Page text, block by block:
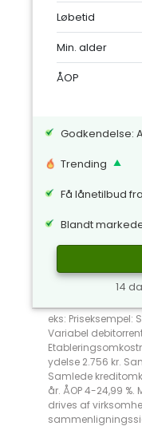
Løbetid
Min. alder
ÅOP
Godkendelse:
Trending
Få lånetilbud
Blandt
14
eks: Priseksempel:
Variabel
ydelse 2.756 kr.
Samlede
år. ÅOP 4-24,99 %.
drives af